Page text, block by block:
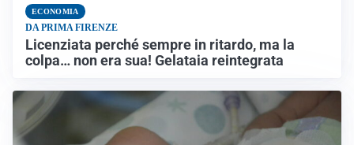
ECONOMIA
DA PRIMA FIRENZE
Licenziata perché sempre in ritardo, ma la
colpa… non era sua! Gelataia reintegrata